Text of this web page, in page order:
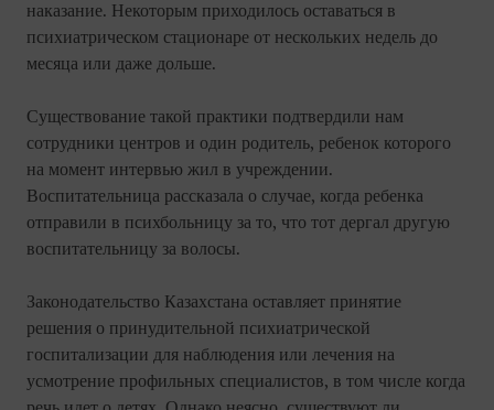
наказание. Некоторым приходилось оставаться в
психиатрическом стационаре от нескольких недель до
месяца или даже дольше.
Существование такой практики подтвердили нам
сотрудники центров и один родитель, ребенок которого
на момент интервью жил в учреждении.
Воспитательница рассказала о случае, когда ребенка
отправили в психбольницу за то, что тот дергал другую
воспитательницу за волосы.
Законодательство Казахстана оставляет принятие
решения о принудительной психиатрической
госпитализации для наблюдения или лечения на
усмотрение профильных специалистов, в том числе когда